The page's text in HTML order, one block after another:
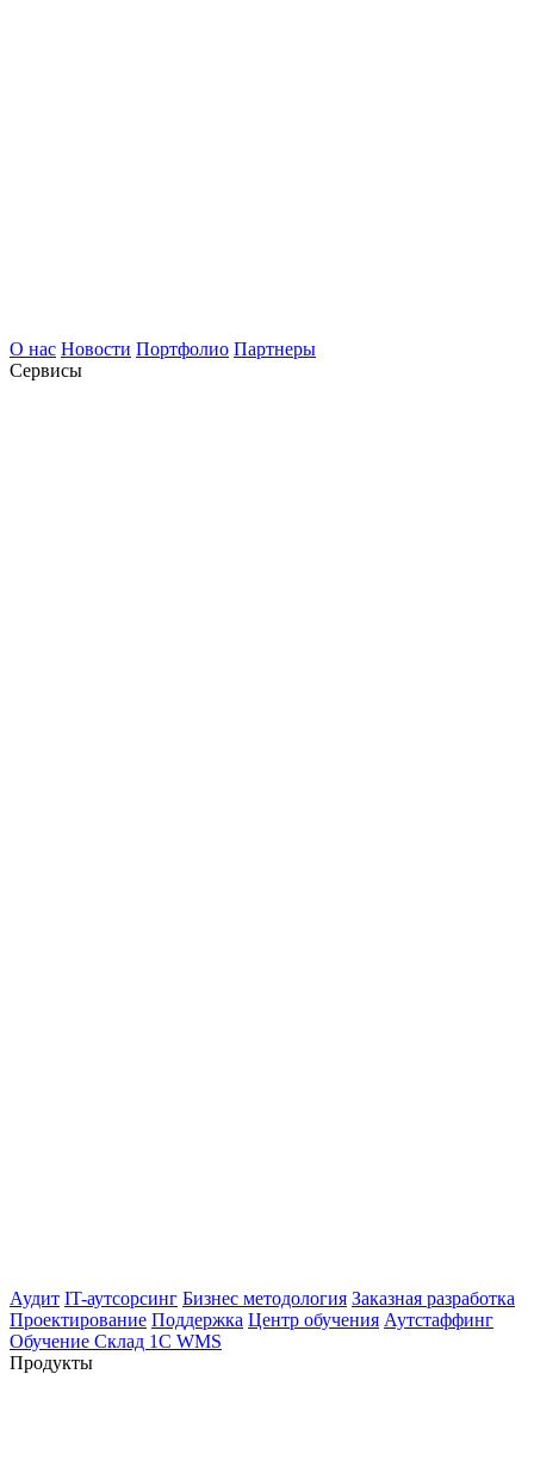
О нас Новости Портфолио Партнеры
Сервисы
Аудит IT-аутсорсинг Бизнес методология Заказная разработка
Проектирование Поддержка Центр обучения Аутстаффинг
Обучение Склад 1С WMS
Продукты